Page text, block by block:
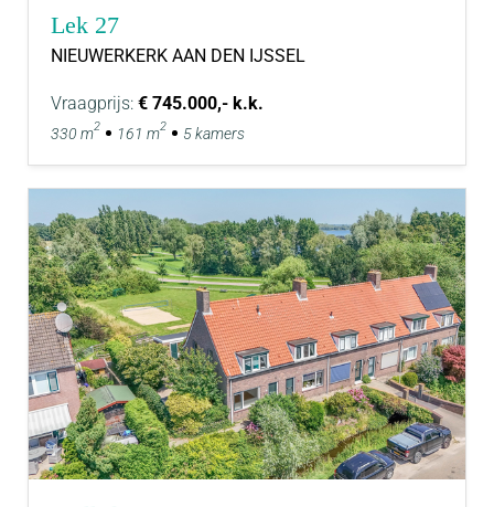
Lek 27
NIEUWERKERK AAN DEN IJSSEL
Vraagprijs: € 745.000,- k.k.
330 m2 161 m2 5 kamers